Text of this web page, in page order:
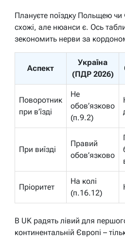
Плануєте поїздку Польщею
схожі, але нюанси є. Ось
зекономить нерви за
Аспект
Україна
(ПДР 2026)
Поворотник
при в’їзді
Не
обов’язково
(п.9.2)
При виїзді
Правий
обов’язково
Пріоритет
На колі
(п.16.12)
В UK радять лівий для
континентальній Європі –